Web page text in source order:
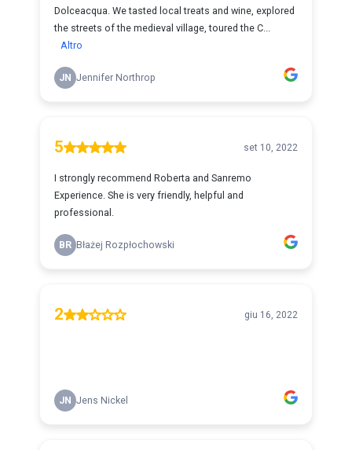
Dolceacqua. We tasted local treats and wine, explored
the streets of the medieval village, toured the C...
Altro
JN Jennifer Northrop
5 set 10, 2022
I strongly recommend Roberta and Sanremo
Experience. She is very friendly, helpful and
professional.
BR Błażej Rozpłochowski
2 giu 16, 2022
JN Jens Nickel